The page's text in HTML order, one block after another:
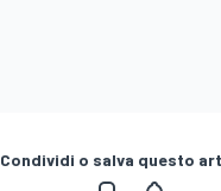
Condividi o salva questo